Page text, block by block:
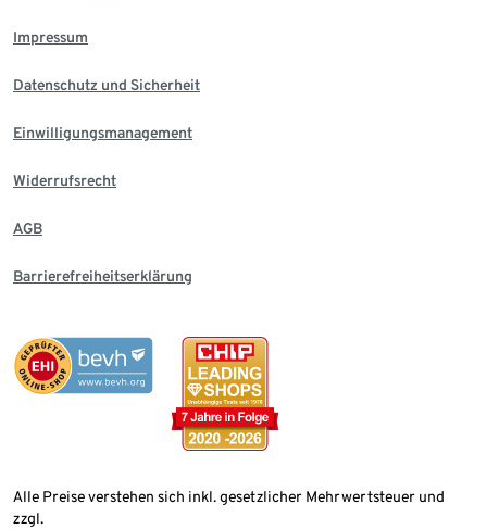
Impressum
Datenschutz und Sicherheit
Einwilligungsmanagement
Widerrufsrecht
AGB
Barrierefreiheitserklärung
Alle Preise verstehen sich inkl. gesetzlicher Mehrwertsteuer und
zzgl.